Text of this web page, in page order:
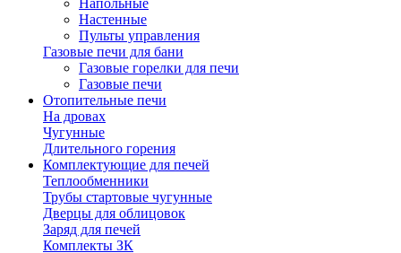
Напольные
Настенные
Пульты управления
Газовые печи для бани
Газовые горелки для печи
Газовые печи
Отопительные печи
На дровах
Чугунные
Длительного горения
Комплектующие для печей
Теплообменники
Трубы стартовые чугунные
Дверцы для облицовок
Заряд для печей
Комплекты ЗК